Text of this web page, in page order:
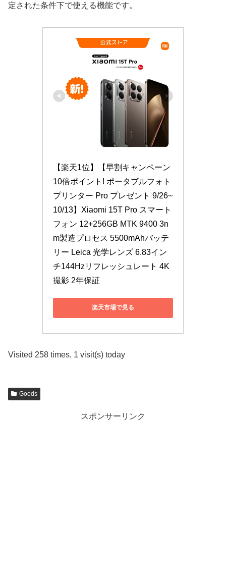
定された条件下で使える機能です。
【楽天1位】【早割キャンペーン
10倍ポイント! ポータブルフォト
プリンター Pro プレゼント 9/26~
10/13】Xiaomi 15T Pro スマート
フォン 12+256GB MTK 9400 3n
m製造プロセス 5500mAhバッテ
リー Leica 光学レンズ 6.83イン
チ144Hzリフレッシュレート 4K
撮影 2年保証
楽天市場で見る
Visited 258 times, 1 visit(s) today
Goods
スポンサーリンク